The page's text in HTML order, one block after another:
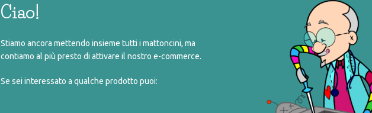
Ciao!
Stiamo ancora mettendo insieme tutti i mattoncini, ma
contiamo al più presto di attivare il nostro e-commerce.
Se sei interessato a qualche prodotto puoi: